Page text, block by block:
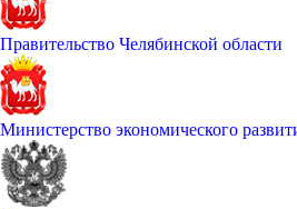
Правительство Челябинской области
Министерство экономического